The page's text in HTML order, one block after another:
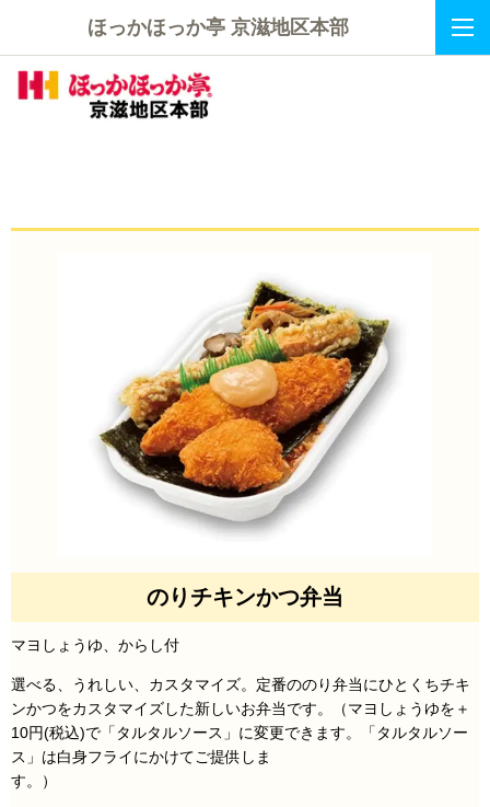
ほっかほっか亭 京滋地区本部
のりチキンかつ弁当
マヨしょうゆ、からし付
選べる、うれしい、カスタマイズ。定番ののり弁当にひとくちチキ
ンかつをカスタマイズした新しいお弁当です。
（マヨしょうゆを＋
10円(税込)で 「タルタルソース」に変更できます。「タルタルソー
ス」は白身フライにかけてご提供しま
す。）